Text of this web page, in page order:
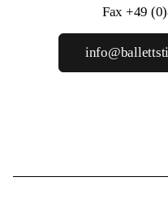
Fax +49